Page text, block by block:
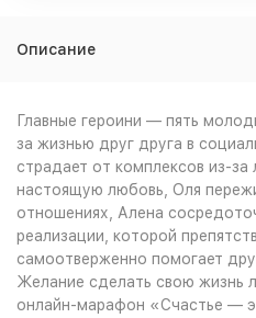
Описание
Главные героини — пять
за жизнью друг друга в
страдает от комплексов из-
настоящую любовь, Оля
отношениях, Алена
реализации, которой
самоотверженно помогает
Желание сделать свою жизнь
онлайн-марафон «Счастье —